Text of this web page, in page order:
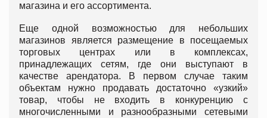
магазина и его ассортимента.
Еще одной возможностью для небольших
магазинов является размещение в посещаемых
торговых центрах или в комплексах,
принадлежащих сетям, где они выступают в
качестве арендатора. В первом случае таким
объектам нужно продавать достаточно «узкий»
товар, чтобы не входить в конкуренцию с
многочисленными и разнообразными сетевыми